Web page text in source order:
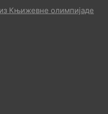
Књижевне олимпијаде